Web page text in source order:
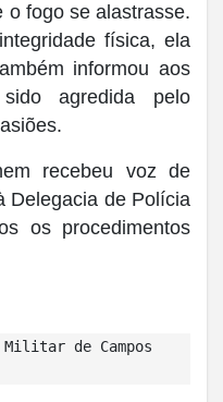
o fogo se alastrasse.
física, ela
informou aos
agredida pelo
recebeu voz de
Delegacia de Polícia
os procedimentos
de Campos